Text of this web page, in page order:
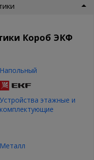
Короб ЭКФ
Напольный
Устройства этажные и
комплектующие
Металл